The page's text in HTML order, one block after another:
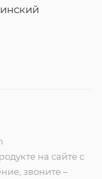
на сайте с
звоните –